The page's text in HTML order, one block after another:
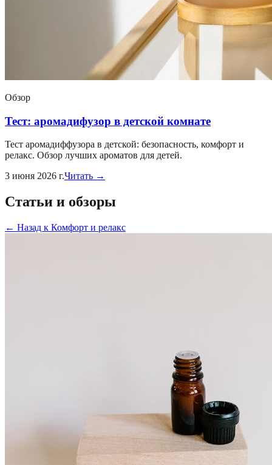
Обзор
Тест: аромадифузор в детской комнате
Тест аромадиффузора в детской: безопасность, комфорт и
релакс. Обзор лучших ароматов для детей.
3 июня 2026 г.Читать →
Статьи и обзоры
← Назад к Комфорт и релакс